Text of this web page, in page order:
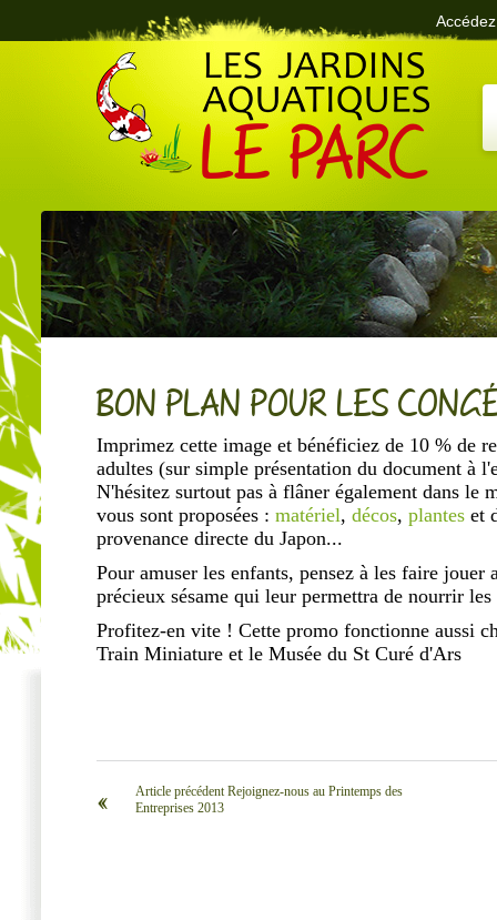
BON PLAN POUR LES
Imprimez cette image et bénéficiez de 10 % de
adultes (sur simple présentation du document à
N'hésitez surtout pas à flâner également dans le
vous sont proposées : matériel, décos, plantes et
provenance directe du Japon...
Pour amuser les enfants, pensez à les faire jouer
précieux sésame qui leur permettra de nourrir
Profitez-en vite ! Cette promo fonctionne aussi
Train Miniature et le Musée du St Curé d'Ars
‹‹
Article précédent Rejoignez-nous au Printemps des
Entreprises 2013